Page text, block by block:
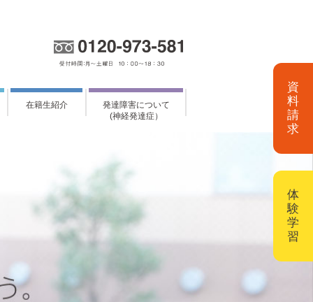
在籍生紹介
発達障害について
(神経発達症）
資
料
請
求
体
験
学
習